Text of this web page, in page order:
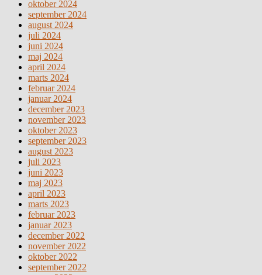
oktober 2024
september 2024
august 2024
juli 2024
juni 2024
maj 2024
april 2024
marts 2024
februar 2024
januar 2024
december 2023
november 2023
oktober 2023
september 2023
august 2023
juli 2023
juni 2023
maj 2023
april 2023
marts 2023
februar 2023
januar 2023
december 2022
november 2022
oktober 2022
september 2022